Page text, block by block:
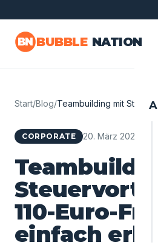
BN BUBBLE NATION
Start/Blog/Teambuilding mit
CORPORATE 20. März 2026 6
110-Euro-
einfach